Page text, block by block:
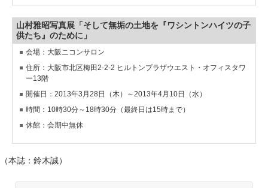
山村雅昭写真展「そして無垢の土地を『ワシントンハイツの子
供たち』のために」
会場：大阪ニコンサロン
住所：大阪市北区梅田2-2-2 ヒルトンプラザウエスト・オフィスタワ
ー13階
開催日：2013年3月28日（木）～2013年4月10日（水）
時間：10時30分～18時30分（最終日は15時まで）
休館：会期中無休
（本誌：鈴木誠）